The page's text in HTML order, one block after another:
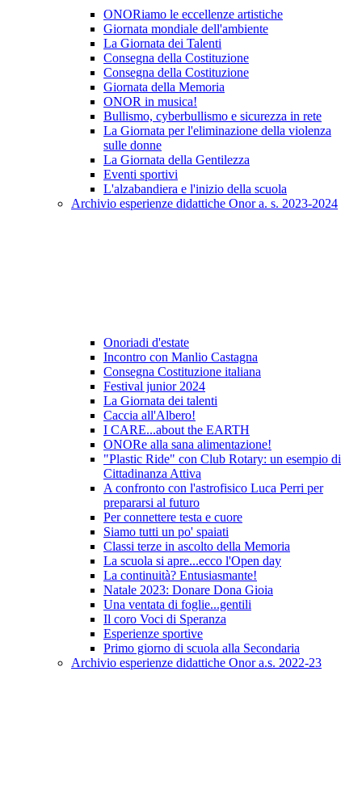
ONORiamo le eccellenze artistiche
Giornata mondiale dell'ambiente
La Giornata dei Talenti
Consegna della Costituzione
Consegna della Costituzione
Giornata della Memoria
ONOR in musica!
Bullismo, cyberbullismo e sicurezza in rete
La Giornata per l'eliminazione della violenza
sulle donne
La Giornata della Gentilezza
Eventi sportivi
L'alzabandiera e l'inizio della scuola
Archivio esperienze didattiche Onor a. s. 2023-2024
Onoriadi d'estate
Incontro con Manlio Castagna
Consegna Costituzione italiana
Festival junior 2024
La Giornata dei talenti
Caccia all'Albero!
I CARE...about the EARTH
ONORe alla sana alimentazione!
"Plastic Ride" con Club Rotary: un esempio di
Cittadinanza Attiva
A confronto con l'astrofisico Luca Perri per
prepararsi al futuro
Per connettere testa e cuore
Siamo tutti un po' spaiati
Classi terze in ascolto della Memoria
La scuola si apre...ecco l'Open day
La continuità? Entusiasmante!
Natale 2023: Donare Dona Gioia
Una ventata di foglie...gentili
Il coro Voci di Speranza
Esperienze sportive
Primo giorno di scuola alla Secondaria
Archivio esperienze didattiche Onor a.s. 2022-23